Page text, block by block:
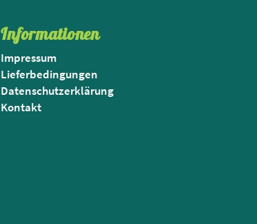
Informationen
Impressum
Lieferbedingungen
Datenschutzerklärung
Kontakt